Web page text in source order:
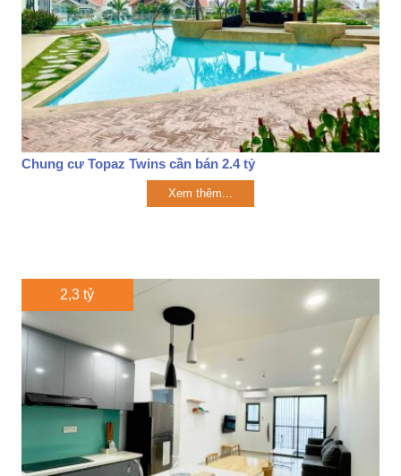
Chung cư Topaz Twins cần bán 2.4 tỷ
Xem thêm...
2,3 tỷ